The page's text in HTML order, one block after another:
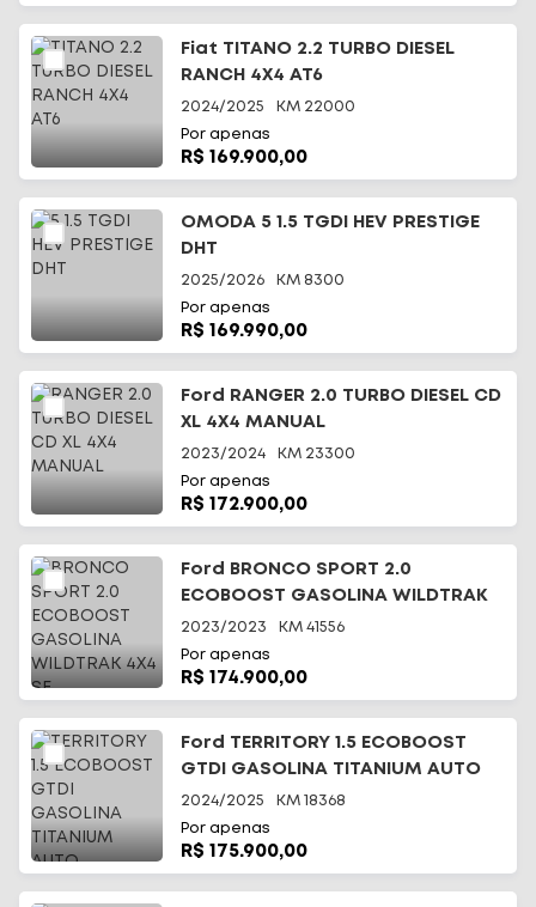
Fiat TITANO 2.2 TURBO DIESEL
RANCH 4X4 AT6
2024/2025 KM 22000
Por apenas
R$ 169.900,00
OMODA 5 1.5 TGDI HEV PRESTIGE
DHT
2025/2026 KM 8300
Por apenas
R$ 169.990,00
Ford RANGER 2.0 TURBO DIESEL CD
XL 4X4 MANUAL
2023/2024 KM 23300
Por apenas
R$ 172.900,00
Ford BRONCO SPORT 2.0
ECOBOOST GASOLINA WILDTRAK
4X4 SE
2023/2023 KM 41556
Por apenas
R$ 174.900,00
Ford TERRITORY 1.5 ECOBOOST
GTDI GASOLINA TITANIUM AUTO
2024/2025 KM 18368
Por apenas
R$ 175.900,00